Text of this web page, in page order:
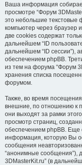
Ваша информация
просмотре “Форум
это небольшие текстовые
компьютер через браузер
две cookies содержат
дальнейшем “ID
дальнейшем “ID сессии”),
обеспечением phpBB.
из тем на форума “Форум
хранения списка
форумом.
Также, во время
внешние, по отношению к
они выходят за рамки
просмотр страниц,
обеспечением phpBB.
информация, которую Вы
сообщения
“анонимные сообщения”),
3DMasterKit.ru” (в